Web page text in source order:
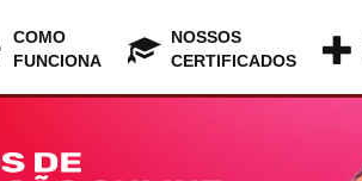
COMO
FUNCIONA
NOSSOS
CERTIFICADOS